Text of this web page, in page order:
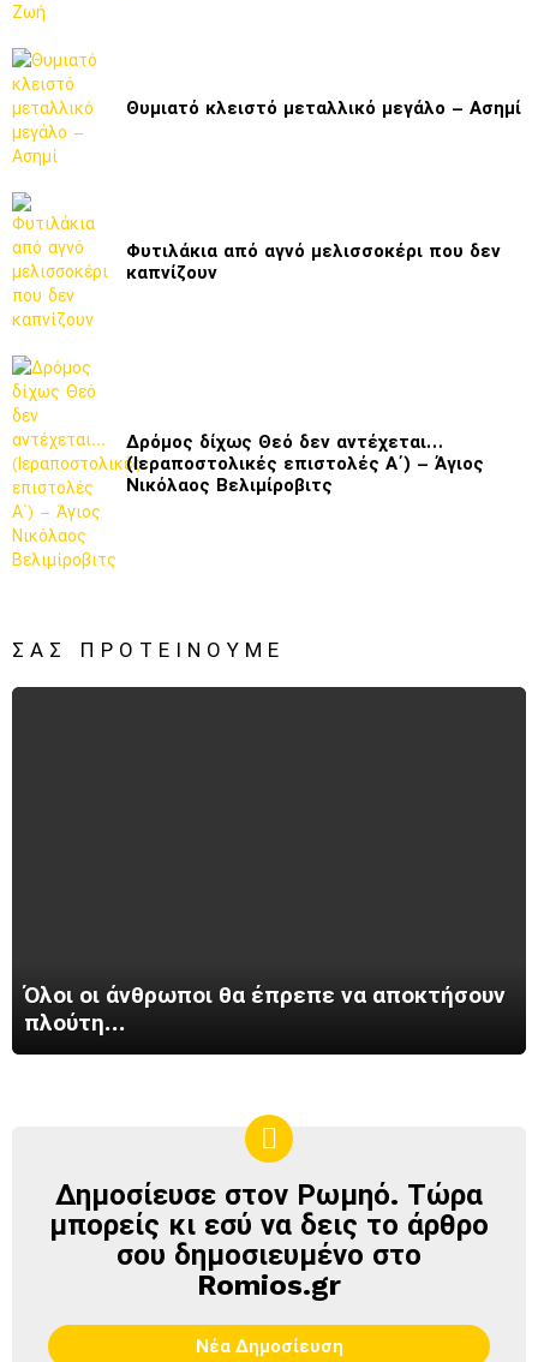
Θυμιατό κλειστό μεταλλικό μεγάλο – Ασημί
Φυτιλάκια από αγνό μελισσοκέρι που δεν
καπνίζουν
Δρόμος δίχως Θεό δεν αντέχεται…
(Ιεραποστολικές επιστολές Α΄) – Άγιος
Νικόλαος Βελιμίροβιτς
ΣΑΣ ΠΡΟΤΕΊΝΟΥΜΕ
Όλοι οι άνθρωποι θα έπρεπε να αποκτήσουν
πλούτη…
ΔΗΜΟΣΊΕΥΣΕ
ΣΤΟΝ
ΡΩΜΗΌ
Δημοσίευσε στον Ρωμηό. Τώρα
μπορείς κι εσύ να δεις το άρθρο
σου δημοσιευμένο στο
Romios.gr
Νέα Δημοσίευση